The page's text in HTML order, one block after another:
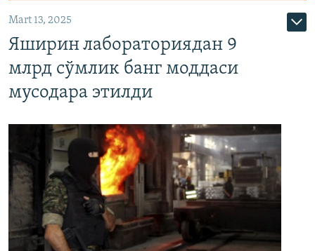
Mart 13, 2025
Яширин лабораториядан 9
млрд сўмлик банг моддаси
мусодара этилди